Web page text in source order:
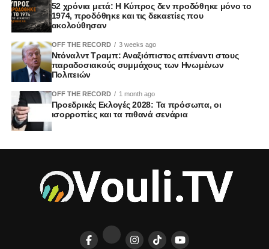
52 χρόνια μετά: Η Κύπρος δεν προδόθηκε μόνο το
1974, προδόθηκε και τις δεκαετίες που
ακολούθησαν
OFF THE RECORD 3 weeks ago
Ντόναλντ Τραμπ: Αναξιόπιστος απέναντι στους
παραδοσιακούς συμμάχους των Ηνωμένων
Πολιτειών
OFF THE RECORD 1 month ago
Προεδρικές Εκλογές 2028: Τα πρόσωπα, οι
ισορροπίες και τα πιθανά σενάρια